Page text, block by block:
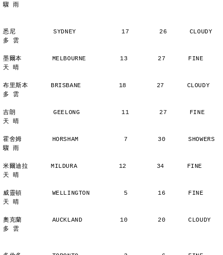
驟 雨
悉尼          SYDNEY            17        26      CLOUDY
多 雲
墨爾本        MELBOURNE         13        27      FINE
天 晴
布里斯本      BRISBANE          18        27      CLOUDY
多 雲
吉朗          GEELONG           11        27      FINE
天 晴
霍舍姆        HORSHAM            7        30      SHOWERS
驟 雨
米爾迪拉      MILDURA           12        34      FINE
天 晴
威靈頓        WELLINGTON         5        16      FINE
天 晴
奧克蘭        AUCKLAND          10        20      CLOUDY
多 雲